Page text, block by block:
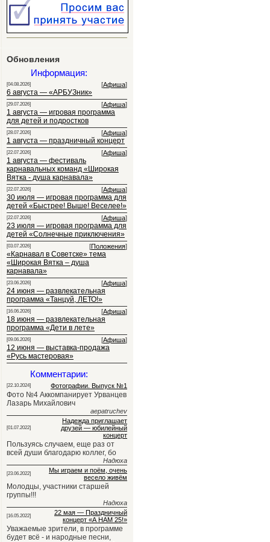
Обновления
Информация:
[04.08.2026] [Афиша]
6 августа — «АРБУЗник»
[29.07.2026] [Афиша]
1 августа — игровая программа
для детей и подростков
[28.07.2026] [Афиша]
1 августа — праздничный концерт
[22.07.2026] [Афиша]
1 августа — фестиваль
карнавальных команд «Широкая
Вятка - душа карнавала»
[22.07.2026] [Афиша]
30 июля — игровая программа для
детей «Быстрее! Выше! Веселее!»
[22.07.2026] [Афиша]
23 июля — игровая программа для
детей «Солнечные приключения»
[03.07.2026] [Положения]
«Карнавал в Советске» тема
«Широкая Вятка – душа
карнавала»
[23.06.2026] [Афиша]
24 июня — развлекательная
программа «Танцуй, ЛЕТО!»
[16.06.2026] [Афиша]
18 июня — развлекательная
программа «Дети в лете»
[09.06.2026] [Афиша]
12 июня — выставка-продажа
«Русь мастеровая»
Комментарии:
[22.10.2024] Фотографии. Выпуск №1
Фото №4 Аккомпанирует Урванцев
Лазарь Михайлович
aepatruchev
[01.07.2022]
Надежда приглашает
друзей — юбилейный
концерт
Пользуясь случаем, еще раз от
всей души благодарю коллег, бо
Надюха
[23.06.2022]
Мы играем и поём, очень
весело живём
Молодцы, участники старшей
группы!!!
Надюха
[16.05.2022]
22 мая — Праздничный
концерт «А НАМ 25!»
Уважаемые зрители, в программе
будет всё - и народные песни,